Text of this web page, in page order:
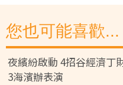
您也可能喜歡...
夜繽紛啟動 4招谷經濟丁
3海濱辦表演